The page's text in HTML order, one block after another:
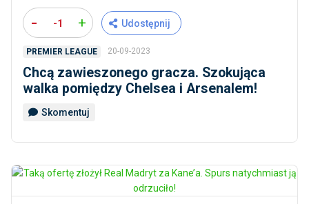
- -1 + Udostępnij
PREMIER LEAGUE 20-09-2023
Chcą zawieszonego gracza. Szokująca
walka pomiędzy Chelsea i Arsenalem!
Skomentuj